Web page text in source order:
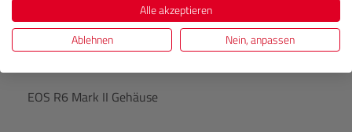
EOS R6 Mark II Gehäuse
Alle akzeptieren
Ablehnen
Nein, anpassen